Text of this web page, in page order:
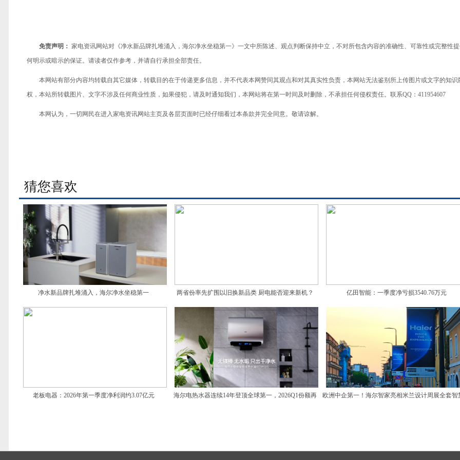
免责声明： 家电资讯网站对《净水新品牌扎堆涌入，海尔净水坐稳第一》一文中所陈述、观点判断保持中立，不对所包含内容的准确性、可靠性或完整性
何明示或暗示的保证。请读者仅作参考，并请自行承担全部责任。
本网站有部分内容均转载自其它媒体，转载目的在于传递更多信息，并不代表本网赞同其观点和对其真实性负责，本网站无法鉴别所上传图片或文字的知识
权，本站所转载图片、文字不涉及任何商业性质，如果侵犯，请及时通知我们，本网站将在第一时间及时删除，不承担任何侵权责任。联系QQ：411954607
本网认为，一切网民在进入家电资讯网站主页及各层页面时已经仔细看过本条款并完全同意。敬请谅解。
猜您喜欢
净水新品牌扎堆涌入，海尔净水坐稳第一 两省份率先扩围以旧换新品类 厨电能否迎来新机？ 亿田智能：一季度净亏损3540.76万元
老板电器：2026年第一季度净利润约3.07亿元 海尔电热水器连续14年登顶全球第一，2026Q1份额再 欧洲中企第一！海尔智家亮相米兰设计周展全套智